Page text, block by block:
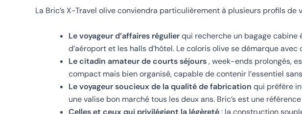
La Bric’s X-Travel olive conviendra particulièrement à plusieurs profils de
Le voyageur d’affaires régulierqui recherche un bagage
d’aéroport et les halls d’hôtel. Le coloris olive se démarque
Le citadin amateur de courts séjours, week-ends prolongés,
compact mais bien organisé, capable de contenir l’essentiel
Le voyageur soucieux de la qualité de fabrication qui préfère
une valise bon marché tous les deux ans. Bric’s est une
Celles et ceux qui privilégient la légèreté: la construction